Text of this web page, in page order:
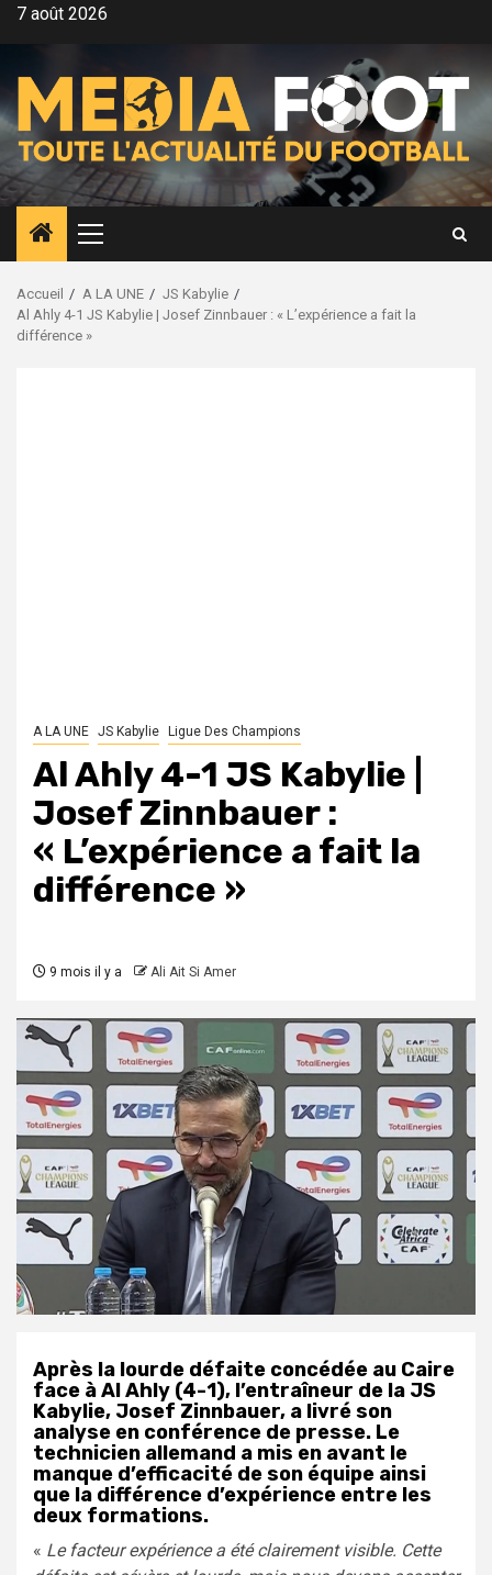
Aller7 août 2026
Menu
principal
Accueil A LA UNE
JS Kabylie
Al Ahly 4-1 JS Kabylie | Josef Zinnbauer : « L’expérience a fait la
différence »
A LA UNE JS Kabylie Ligue Des Champions
Al Ahly 4-1 JS Kabylie |
Josef Zinnbauer :
« L’expérience a fait la
différence »
9 mois il y a Ali Ait Si Amer
Après la lourde défaite concédée au Caire
face à Al Ahly (4-1), l’entraîneur de la JS
Kabylie, Josef Zinnbauer, a livré son
analyse en conférence de presse. Le
technicien allemand a mis en avant le
manque d’efficacité de son équipe ainsi
que la différence d’expérience entre les
deux formations.
« Le facteur expérience a été clairement visible. Cette